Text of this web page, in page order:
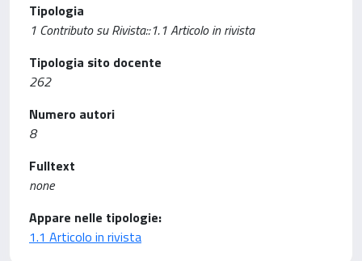
Tipologia
1 Contributo su Rivista::1.1 Articolo in rivista
Tipologia sito docente
262
Numero autori
8
Fulltext
none
Appare nelle tipologie:
1.1 Articolo in rivista